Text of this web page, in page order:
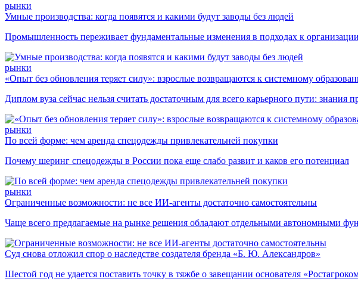
рынки
Умные производства: когда появятся и какими будут заводы без людей
Промышленность переживает фундаментальные изменения в подходах к
рынки
«Опыт без обновления теряет силу»: взрослые возвращаются к системному
Диплом вуза сейчас нельзя считать достаточным для всего карьерного пути: знания
рынки
По всей форме: чем аренда спецодежды привлекательней покупки
Почему шеринг спецодежды в России пока еще слабо развит и каков его потенциал
рынки
Ограниченные возможности: не все ИИ-агенты достаточно самостоятельны
Чаще всего предлагаемые на рынке решения обладают отдельными автономными
Суд снова отложил спор о наследстве создателя бренда «Б. Ю. Александров»
Шестой год не удается поставить точку в тяжбе о завещании основателя